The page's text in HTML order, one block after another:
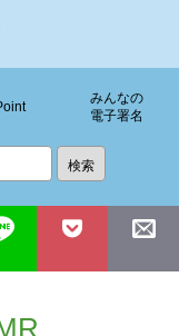
みんなの
電子署名